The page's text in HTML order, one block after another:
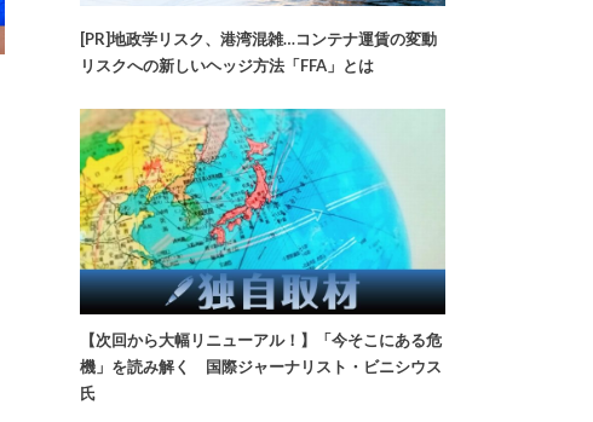
[PR]地政学リスク、港湾混雑…コンテナ運賃の変動
リスクへの新しいヘッジ方法「FFA」とは
【次回から大幅リニューアル！】「今そこにある危
機」を読み解く 国際ジャーナリスト・ビニシウス
氏